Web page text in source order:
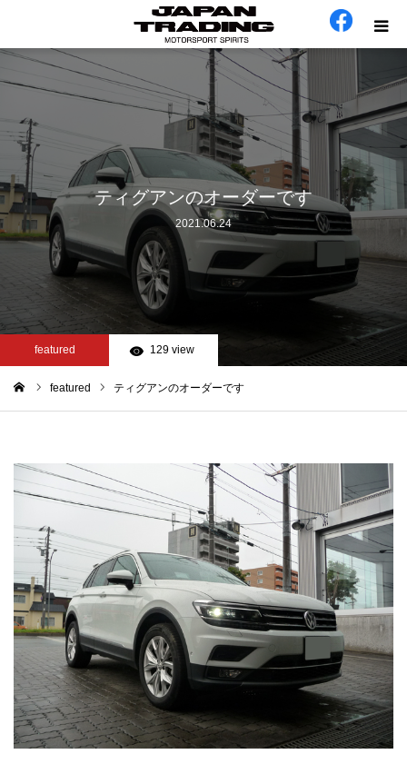
ティグアンのオーダーです
2021.06.24
featured 129 view
featured ティグアンのオーダーです
ホーム
会社概要
カテゴリー
工場日誌
お問い合わせ